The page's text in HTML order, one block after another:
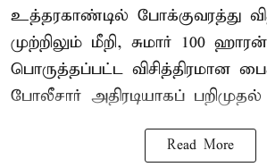
உத்தரகாண்டில் போக்குவரத்து
முற்றிலும் மீறி, சுமார் 100
பொருத்தப்பட்ட விசித்திரமான
போலீசார் அதிரடியாகப்
Read More